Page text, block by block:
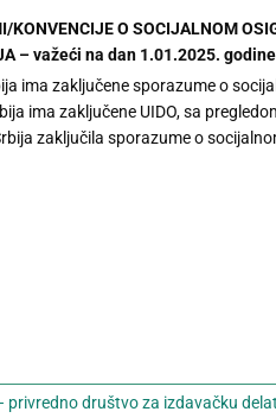
O SOCIJALNOM
– važeći na dan 1.01.2025. godine
ima zaključene sporazume o
ima zaključene UIDO, sa
zaključila sporazume o
privredno društvo za izdavačku